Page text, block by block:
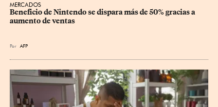
MERCADOS
Beneficio de Nintendo se dispara más de 50% gracias a
aumento de ventas
Por AFP